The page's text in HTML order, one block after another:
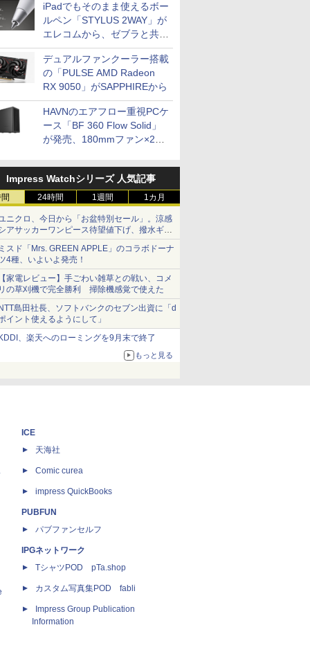
iPadでもそのまま使えるボー
ルペン「STYLUS 2WAY」が
エレコムから、ゼブラと共同
開発
デュアルファンクーラー搭載
の「PULSE AMD Radeon
RX 9050」がSAPPHIREから
HAVNのエアフロー重視PCケ
ース「BF 360 Flow Solid」
が発売、180mmファン×2搭
Impress Watchシリーズ 人気記事
24時間 1週間 1カ月
ニクロ、今日から「お盆特別セール」。涼感
アサッカーワンピース待望値下げ、撥水ギア
ョーツは1990円に
スド「Mrs. GREEN APPLE」のコラボドーナ
4種、いよいよ発売！
家電レビュー】手ごわい雑草との戦い、コメ
の草刈機で完全勝利 掃除機感覚で使えた
島田社長、ソフトバンクのセブン出資に「d
イント使えるようにして」
、楽天へのローミングを9月末で終了
もっと見る
ICE
天海社
Comic curea
impress QuickBooks
PUBFUN
パブファンセルフ
IPGネットワーク
TシャツPOD pTa.shop
カスタム写真集POD fabli
Impress Group Publication
Information